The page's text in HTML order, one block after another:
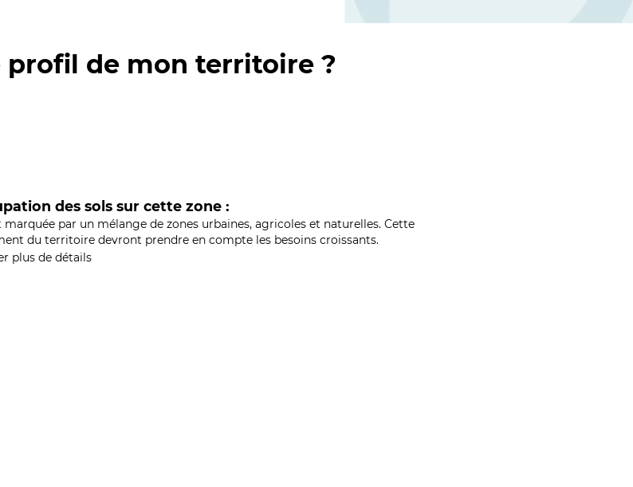
profil de mon territoire ?
des sols sur cette zone :
par un mélange de zones urbaines, agricoles et naturelles. Cette
du territoire devront prendre en compte les besoins croissants.
plus de détails